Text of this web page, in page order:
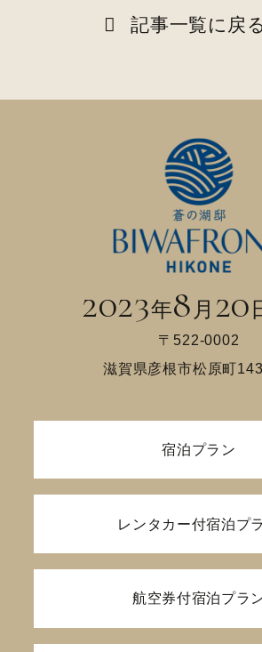
記事一覧に戻
2023年8 月 20
〒522-0002
滋賀県彦根市松原町
宿泊プラン
レンタカー付宿泊プ
航空券付宿泊プラ